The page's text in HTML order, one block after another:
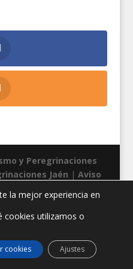
y Peregrinaciones
Jaén |Aviso
la mejor experiencia en
cookies utilizamos o
cookies Ajustes